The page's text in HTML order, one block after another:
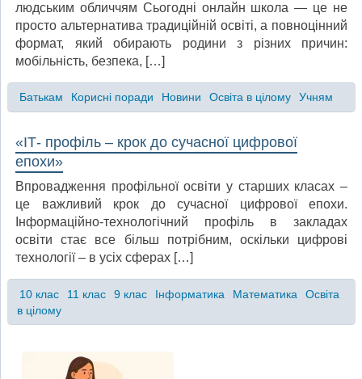
людським обличчям Сьогодні онлайн школа — це не
просто альтернатива традиційній освіті, а повноцінний
формат, який обирають родини з різних причин:
мобільність, безпека, […]
Батькам Корисні поради Новини Освіта в цілому Учням
«ІТ- профіль – крок до сучасної цифрової
епохи»
Впровадження профільної освіти у старших класах –
це важливий крок до сучасної цифрової епохи.
Інформаційно-технологічний профіль в закладах
освіти стає все більш потрібним, оскільки цифрові
технології – в усіх сферах […]
10 клас 11 клас 9 клас Інформатика Математика
Освіта
в цілому